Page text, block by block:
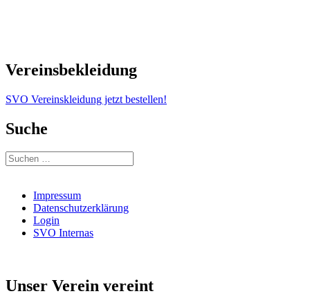
Vereinsbekleidung
SVO Vereinskleidung jetzt bestellen!
Suche
Suchen
nach:
Impressum
Datenschutzerklärung
Login
SVO Internas
Unser Verein vereint